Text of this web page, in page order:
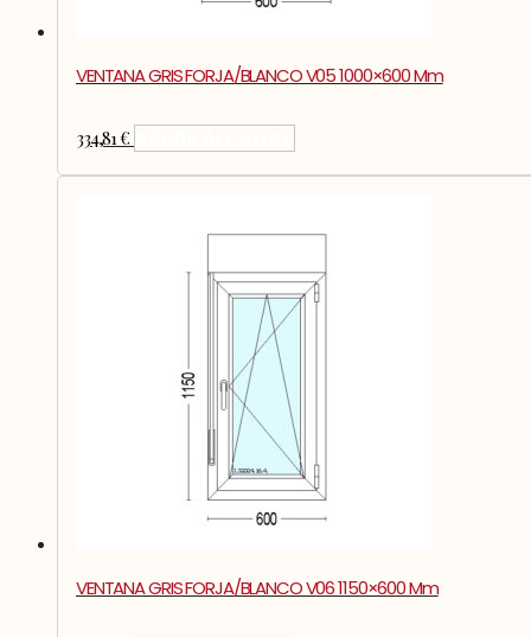
VENTANA GRIS FORJA/BLANCO V05 1000×600 Mm
334,81€
VENTANA GRIS FORJA/BLANCO V06 1150×600 Mm